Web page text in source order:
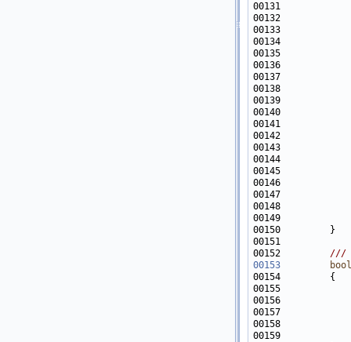
00149
00151
00152
///
00153
bool
00154
00155
00157
00159